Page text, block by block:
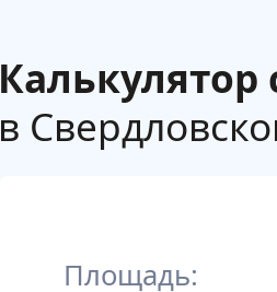
Калькулятор
в
Площадь: